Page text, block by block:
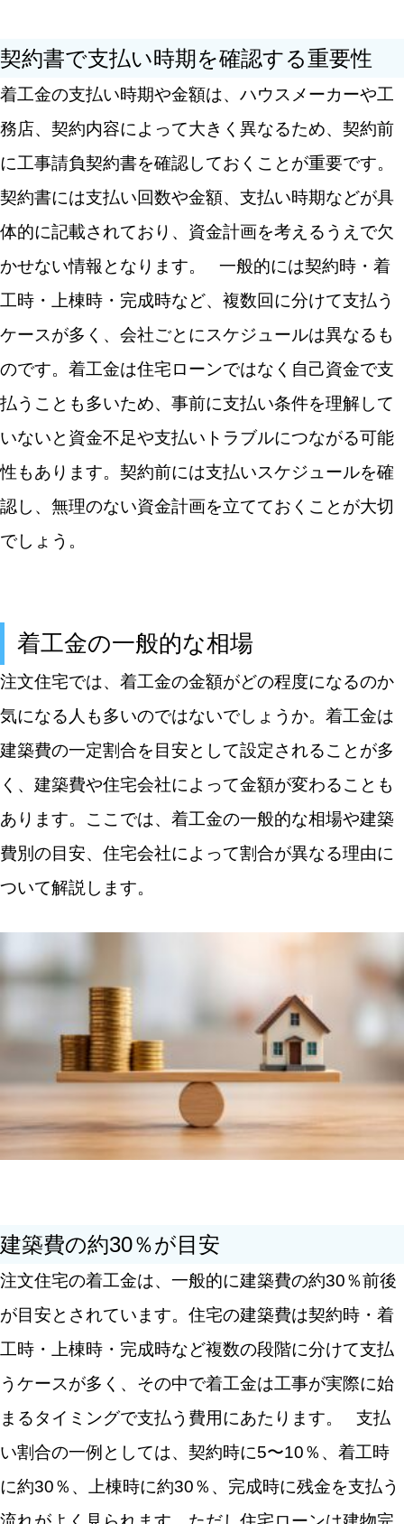
キーワードから記事を検索
カテゴリから記事を検索
契約書で支払い時期を確認する重要性
着工金の支払い時期や金額は、ハウスメーカーや工
務店、契約内容によって大きく異なるため、契約前
に工事請負契約書を確認しておくことが重要です。
契約書には支払い回数や金額、支払い時期などが具
体的に記載されており、資金計画を考えるうえで欠
かせない情報となります。
一般的には契約時・着
工時・上棟時・完成時など、複数回に分けて支払う
ケースが多く、会社ごとにスケジュールは異なるも
のです。着工金は住宅ローンではなく自己資金で支
払うことも多いため、事前に支払い条件を理解して
いないと資金不足や支払いトラブルにつながる可能
性もあります。契約前には支払いスケジュールを確
認し、無理のない資金計画を立てておくことが大切
でしょう。
着工金の一般的な相場
注文住宅では、着工金の金額がどの程度になるのか
気になる人も多いのではないでしょうか。着工金は
建築費の一定割合を目安として設定されることが多
く、建築費や住宅会社によって金額が変わることも
あります。ここでは、着工金の一般的な相場や建築
費別の目安、住宅会社によって割合が異なる理由に
ついて解説します。
建築費の約30％が目安
注文住宅の着工金は、一般的に建築費の約30％前後
が目安とされています。住宅の建築費は契約時・着
工時・上棟時・完成時など複数の段階に分けて支払
うケースが多く、その中で着工金は工事が実際に始
まるタイミングで支払う費用にあたります。
支払
い割合の一例としては、契約時に5〜10％、着工時
に約30％、上棟時に約30％、完成時に残金を支払う